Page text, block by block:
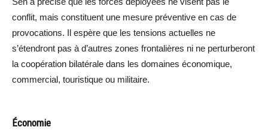
conflit, mais constituent une mesure préventive en cas de
provocations. Il espère que les tensions actuelles ne
s’étendront pas à d’autres zones frontalières ni ne perturberont
la coopération bilatérale dans les domaines économique,
commercial, touristique ou militaire.
Économie